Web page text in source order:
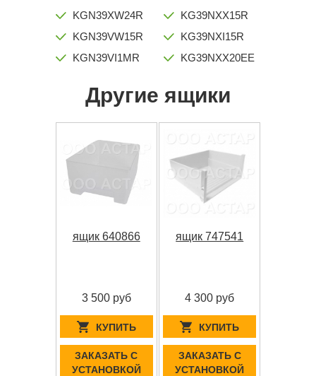
KGN39XW24R
KGN39VW15R
KGN39VI1MR
KG39NXX15R
KG39NXI15R
KG39NXX20EE
Другие ящики
ящик 640866
3 500 руб
КУПИТЬ
ЗАКАЗАТЬ С
УСТАНОВКОЙ
ящик 747541
4 300 руб
КУПИТЬ
ЗАКАЗАТЬ С
УСТАНОВКОЙ